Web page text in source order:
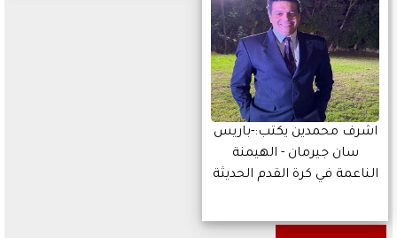
اشرف محمدين يكتب:-باريس
سان جيرمان - الهيمنة
الناعمة في كرة القدم الحديثة